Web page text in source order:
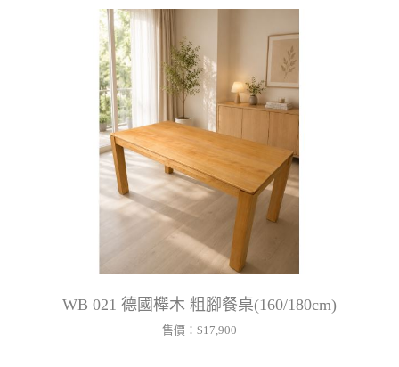
WB 021 德國櫸木 粗腳餐桌(160/180cm)
售價： $17,900